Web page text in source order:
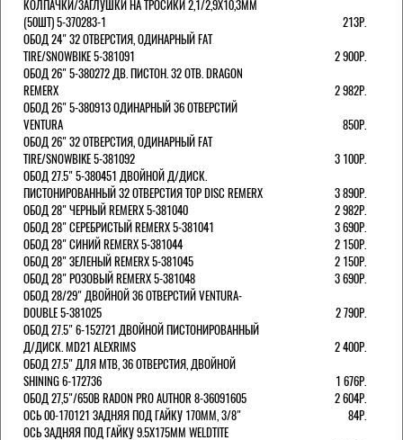
КОЛПАЧКИ/3АГЛУШКИ НА ТРОСИКИ 2,1/2,9Х10,3ММ
(50ШТ) 5-370283-1
213Р.
ОБОД 24" 32 ОТВЕРСТИЯ, ОДИНАРНЫЙ FAT
TIRE/SNOWBIKE 5-381091
2 900Р.
ОБОД 26" 5-380272 ДВ. ПИСТОН. 32 ОТВ. DRAGON
REMERX
2 982Р.
ОБОД 26" 5-380913 ОДИНАРНЫЙ 36 ОТВЕРСТИЙ
VENTURA
850Р.
ОБОД 26" 32 ОТВЕРСТИЯ, ОДИНАРНЫЙ FAT
TIRE/SNOWBIKE 5-381092
3 100Р.
ОБОД 27.5" 5-380451 ДВОЙНОЙ Д/ДИСК.
ПИСТОНИРОВАННЫЙ 32 ОТВЕРСТИЯ TOP DISC REMERX
3 890Р.
ОБОД 28" ЧЕРНЫЙ REMERX 5-381040
2 982Р.
ОБОД 28" СЕРЕБРИСТЫЙ REMERX 5-381041
3 690Р.
ОБОД 28" СИНИЙ REMERX 5-381044
2 150Р.
ОБОД 28" ЗЕЛЕНЫЙ REMERX 5-381045
2 150Р.
ОБОД 28" РОЗОВЫЙ REMERX 5-381048
3 690Р.
ОБОД 28/29" ДВОЙНОЙ 36 ОТВЕРСТИЙ VENTURA-
DOUBLE 5-381025
2 790Р.
ОБОД 27.5" 6-152721 ДВОЙНОЙ ПИСТОНИРОВАННЫЙ
Д/ДИСК. MD21 ALEXRIMS
2 400Р.
ОБОД 27.5" ДЛЯ MTB, 36 ОТВЕРСТИЯ, ДВОЙНОЙ
SHINING 6-172736
1 676Р.
ОБОД 27,5"/650B RADON PRO AUTHOR 8-36091605
2 604Р.
ОСЬ 00-170121 ЗАДНЯЯ ПОД ГАЙКУ 170MM, 3/8"
84Р.
ОСЬ ЗАДНЯЯ ПОД ГАЙКУ 9.5Х175ММ WELDTITE